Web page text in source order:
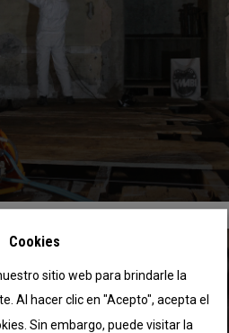
Cookies
sitio web para brindarle la
Al hacer clic en "Acepto", acepta el
Sin embargo, puede visitar la